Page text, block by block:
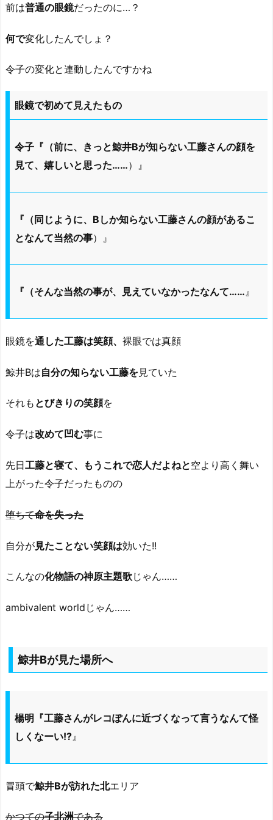
前は普通の眼鏡だったのに…？
何で変化したんでしょ？
令子の変化と連動したんですかね
眼鏡で初めて見えたもの
令子『（前に、きっと鯨井Bが知らない工藤さんの顔を
見て、嬉しいと思った……）』
『（同じように、Bしか知らない工藤さんの顔があるこ
となんて当然の事）』
『（そんな当然の事が、見えていなかったなんて……』
眼鏡を通した工藤は笑顔、 裸眼では真顔
鯨井Bは自分の知らない工藤を見ていた
それも とびきりの笑顔を
令子は改めて凹む事に
先日工藤と寝て、もうこれで恋人だよねと空より高く舞い
上がった令子だったものの
堕ちて命を失った
自分が見たことない笑顔は効いた!!
こんなの化物語の神原主題歌じゃん……
ambivalent worldじゃん……
鯨井Bが見た場所へ
楊明『工藤さんがレコぽんに近づくなって言うなんて怪
しくなーい!? 』
冒頭で鯨井Bが訪れた北エリア
かつての子北洲である